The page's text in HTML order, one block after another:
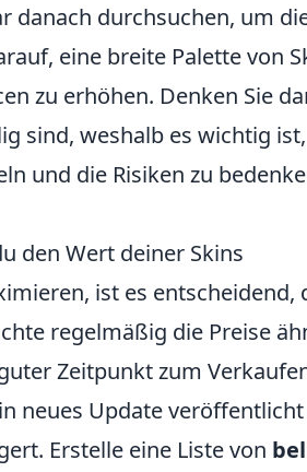
danach durchsuchen, um
eine breite Palette von
zu erhöhen. Denken Sie
sind, weshalb es wichtig ist,
und die Risiken zu
den Wert deiner Skins
ist es entscheidend,
regelmäßig die Preise
Zeitpunkt zum
neues Update
Erstelle eine Liste von